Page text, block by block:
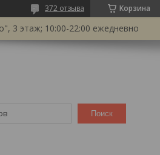
Корзина
372 отзыва
3 этаж; 10:00-22:00 ежедневно
Поиск